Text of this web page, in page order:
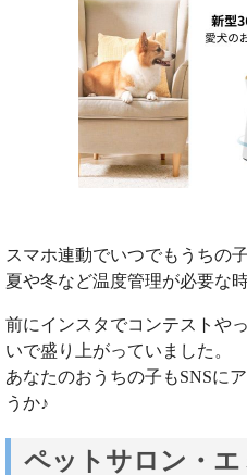
スマホ連動でいつでもうちの
夏や冬など温度管理が必要な
前にインスタでコンテストや
いで盛り上がっていました。
あなたのおうちの子もSNSに
うか♪
ペットサロン・